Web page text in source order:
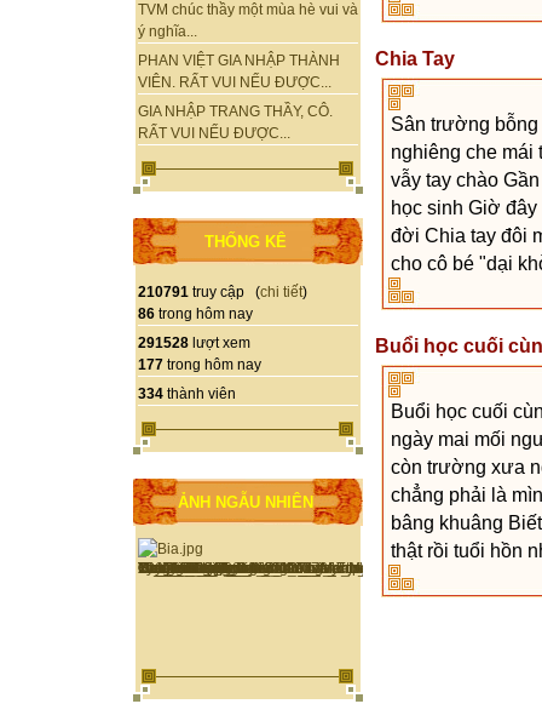
TVM chúc thầy một mùa hè vui và
ý nghĩa...
PHAN VIỆT GIA NHẬP THÀNH
VIÊN. RẤT VUI NẾU ĐƯỢC...
GIA NHẬP TRANG THẦY, CÔ.
RẤT VUI NẾU ĐƯỢC...
THỐNG KÊ
210791 truy cập (chi tiết)
86 trong hôm nay
291528 lượt xem
177 trong hôm nay
334 thành viên
ẢNH NGẪU NHIÊN
Chia Tay
Sân trường bỗng
nghiêng che mái
vẫy tay chào
học sinh Giờ
đời Chia tay đôi
cho cô bé "dại
Buổi học cuối
Buổi học cuối
ngày mai mối
còn trường xưa
chẳng phải là
bâng khuâng
thật rồi tuổi hồn